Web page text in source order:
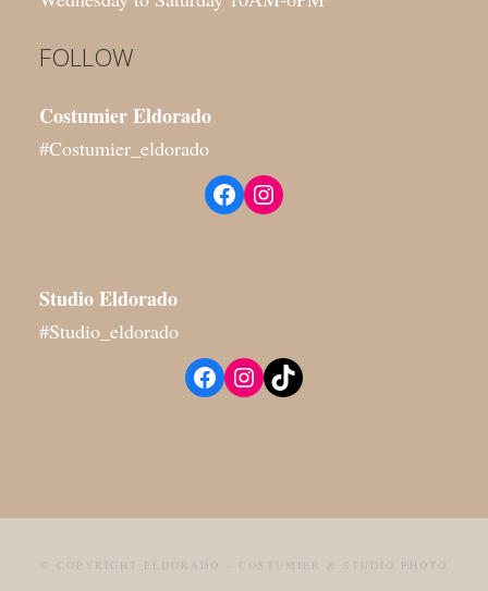
FOLLOW
Costumier Eldorado
#Costumier_eldorado
Facebook Instagram
StudioEldorado
#Studio_eldorado
Facebook Instagram TikTok
© COPYRIGHT ELDORADO – COSTUMIER & STUDIO PHOTO